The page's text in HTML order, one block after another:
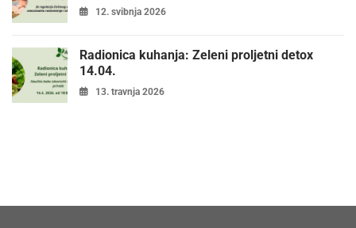
12. svibnja 2026
Radionica kuhanja: Zeleni proljetni detox
14.04.
13. travnja 2026